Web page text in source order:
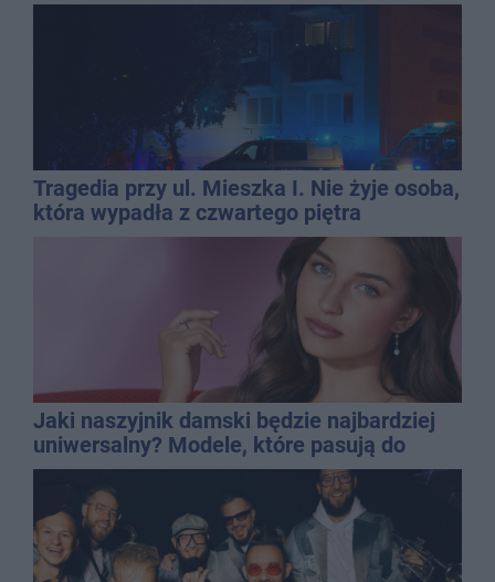
Tragedia przy ul. Mieszka I. Nie żyje osoba,
która wypadła z czwartego piętra
Jaki naszyjnik damski będzie najbardziej
uniwersalny? Modele, które pasują do
wielu stylizacji